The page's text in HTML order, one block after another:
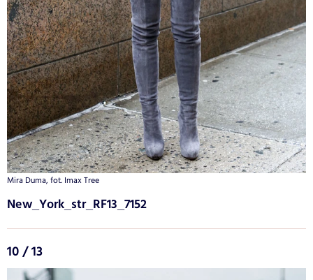
Mira Duma, fot. Imax Tree
New_York_str_RF13_7152
10 / 13